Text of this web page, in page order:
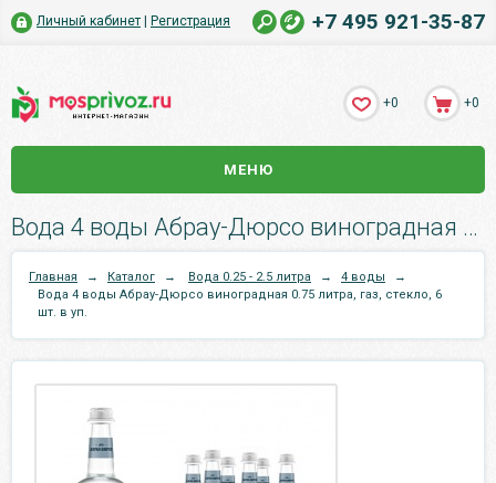
Личный кабинет Регистрация +7 495 921-35-87
+0 +0
МЕНЮ
Вода 4 воды Абрау-Дюрсо виноградная 0.75 литра, газ, стекло, 6 шт. в уп..
Главная → Каталог → Вода 0.25 - 2.5 литра → 4 воды
→
Вода 4 воды Абрау-Дюрсо виноградная 0.75 литра, газ, стекло, 6
шт. в уп.